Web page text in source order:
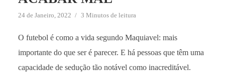
24 de Janeiro, 2022 3 Minutos de leitura
O futebol é como a vida segundo Maquiavel: mais
importante do que ser é parecer. E há pessoas que têm uma
capacidade de sedução tão notável como inacreditável.